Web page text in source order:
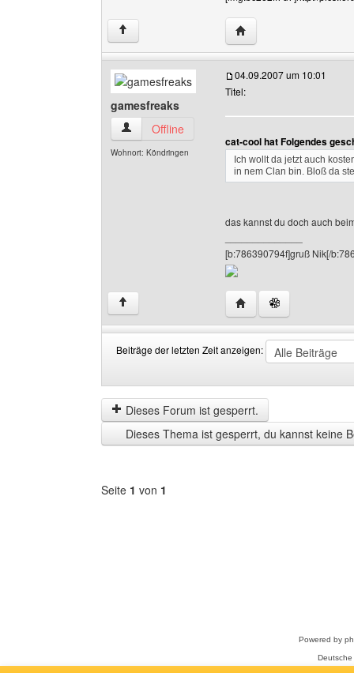
↑ Website dieses
gamesfreaks
gamesfreaks Benutzer-Profile anzeigen
Offline
Wohnort: Köndringen
04.09.2007 um 10:01
Titel:
cat-cool hat Folgendes
Ich wollt da jetzt auch
in nem Clan bin. Bloß da
das kannst du doch auch
[b:786390794f]gruß Nik[/
↑ Website dieses
Beiträge der letzten Zeit anzeigen:
der
letzten
Zeit
anzeigen
by
Dieses Forum ist gesperrt.
Dieses Thema ist gesperrt, du kannst keine
Seite 1 von 1
Powered by